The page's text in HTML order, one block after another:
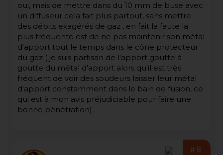
oui, mais de mettre dans du 10 mm de buse avec
un diffuseur cela fait plus partout, sans mettre
des débits exagérés de gaz , en fait la faute la
plus fréquente est de ne pas maintenir son métal
d'apport tout le temps dans le cône protecteur
du gaz ( je suis partisan de l'apport goutte à
goutte du métal d'apport alors qu'il est très
fréquent de voir des soudeurs laisser leur métal
d'apport constamment dans le bain de fusion, ce
qui est à mon avis préjudiciable pour faire une
bonne pénétration) .
#8